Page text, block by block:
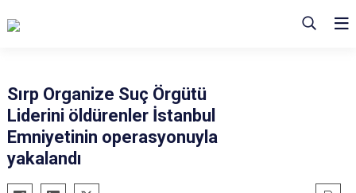
Sırp Organize Suç Örgütü
Liderini öldürenler İstanbul
Emniyetinin operasyonuyla
yakalandı